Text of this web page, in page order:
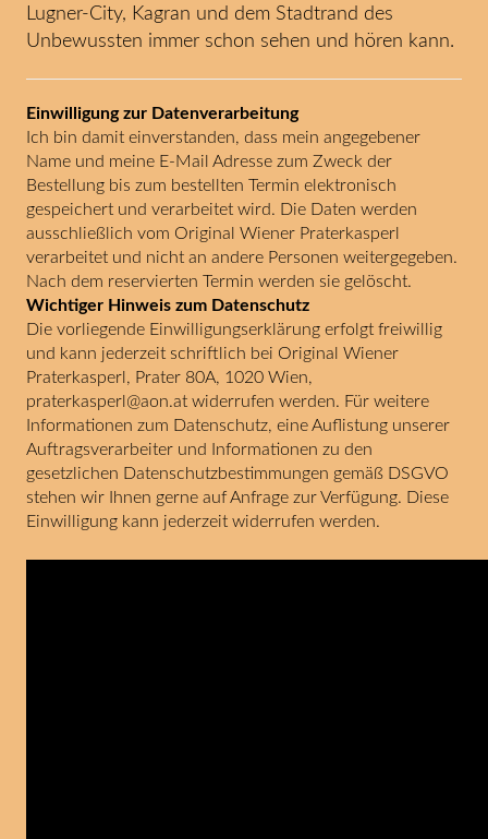
Lugner-City, Kagran und dem Stadtrand des
Unbewussten immer schon sehen und hören kann.
Einwilligung zur Datenverarbeitung
Ich bin damit einverstanden, dass mein angegebener
Name und meine E-Mail Adresse zum Zweck der
Bestellung bis zum bestellten Termin elektronisch
gespeichert und verarbeitet wird. Die Daten werden
ausschließlich vom Original Wiener Praterkasperl
verarbeitet und nicht an andere Personen weitergegeben.
Nach dem reservierten Termin werden sie gelöscht.
Wichtiger Hinweis zum Datenschutz
Die vorliegende Einwilligungserklärung erfolgt freiwillig
und kann jederzeit schriftlich bei Original Wiener
Praterkasperl, Prater 80A, 1020 Wien,
praterkasperl@aon.at widerrufen werden. Für weitere
Informationen zum Datenschutz, eine Auflistung unserer
Auftragsverarbeiter und Informationen zu den
gesetzlichen Datenschutzbestimmungen gemäß DSGVO
stehen wir Ihnen gerne auf Anfrage zur Verfügung. Diese
Einwilligung kann jederzeit widerrufen werden.